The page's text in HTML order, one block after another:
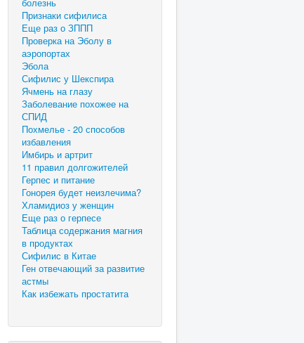
Признаки сифилиса
Еще раз о ЗППП
Проверка на Эболу в
аэропортах
Эбола
Сифилис у Шекспира
Ячмень на глазу
Заболевание похожее на
СПИД
Похмелье - 20 способов
избавления
Имбирь и артрит
11 правил долгожителей
Герпес и питание
Гонорея будет неизлечима?
Хламидиоз у женщин
Еще раз о герпесе
Таблица содержания магния
в продуктах
Сифилис в Китае
Ген отвечающий за развитие
астмы
Как избежать простатита